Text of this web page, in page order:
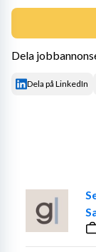
Dela
Dela på LinkedIn